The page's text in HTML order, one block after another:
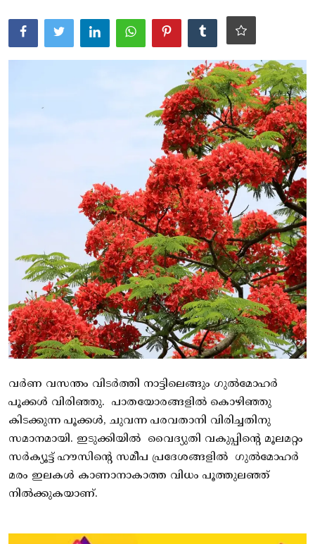
ആരോഗ്യം
സാങ്കേതിക വിദ്യ
വർണ വസന്തം വിടർത്തി നാട്ടിലെങ്ങും ഗുൽമോഹർ
പൂക്കൾ വിരിഞ്ഞു. പാതയോരങ്ങളിൽ കൊഴിഞ്ഞു
കിടക്കുന്ന പൂക്കൾ, ചുവന്ന പരവതാനി വിരിച്ചതിനു
സമാനമായി. ഇടുക്കിയിൽ വൈദ്യുതി വകുപ്പിൻ്റെ മൂലമറ്റം
സർക്യൂട്ട് ഹൗസിന്റെ സമീപ പ്രദേശങ്ങളിൽ ഗുൽമോഹർ
മരം ഇലകൾ കാണാനാകാത്ത വിധം പൂത്തുലഞ്ഞ്
നിൽക്കുകയാണ്.